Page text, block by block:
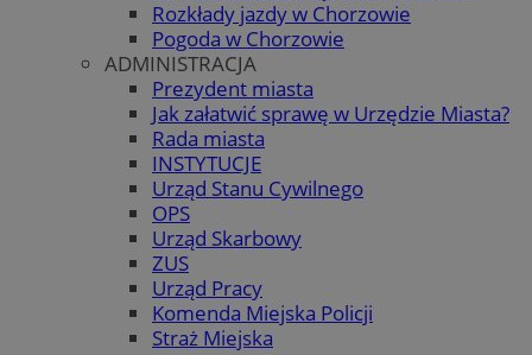
Rozkłady jazdy w Chorzowie
Pogoda w Chorzowie
ADMINISTRACJA
Prezydent miasta
Jak załatwić sprawę w Urzędzie Miasta?
Rada miasta
INSTYTUCJE
Urząd Stanu Cywilnego
OPS
Urząd Skarbowy
ZUS
Urząd Pracy
Komenda Miejska Policji
Straż Miejska